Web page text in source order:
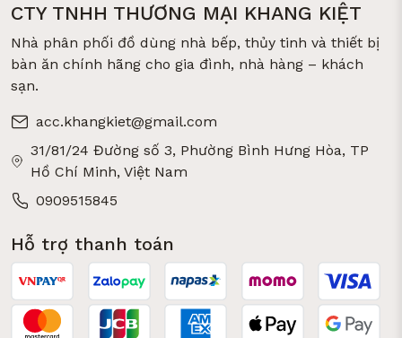
CTY TNHH THƯƠNG MẠI KHANG KIỆT
Nhà phân phối đồ dùng nhà bếp, thủy tinh và thiết bị
bàn ăn chính hãng cho gia đình, nhà hàng – khách
sạn.
acc.khangkiet@gmail.com
31/81/24 Đường số 3, Phường Bình Hưng Hòa, TP
Hồ Chí Minh, Việt Nam
0909515845
Hỗ trợ thanh toán